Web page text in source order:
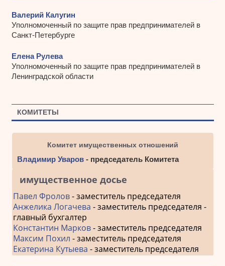
Валерий Калугин
Уполномоченный по защите прав предпринимателей в
Санкт-Петербурге
Елена Рулева
Уполномоченный по защите прав предпринимателей в
Ленинградской области
КОМИТЕТЫ
Комитет имущественных отношений
Владимир Уваров- председатель Комитета
имущественное досье
Павел Фролов- заместитель председателя
Анжелика Логачева - заместитель председателя -
главный бухгалтер
Константин Марков- заместитель председателя
Максим Похил - заместитель председателя
Екатерина Кутыева - заместитель председателя